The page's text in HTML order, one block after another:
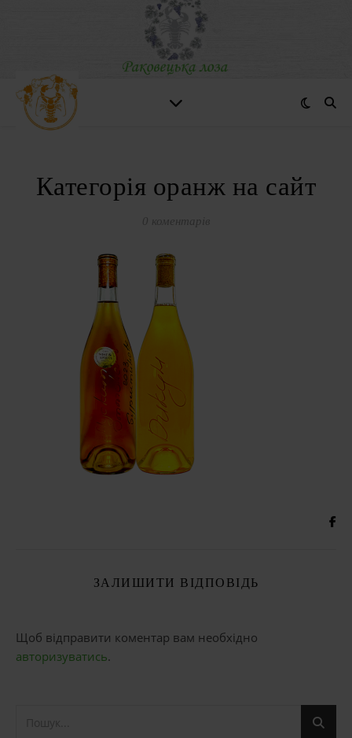
Категорія оранж на сайт
0 коментарів
ЗАЛИШИТИ ВІДПОВІДЬ
Щоб відправити коментар вам необхідно
авторизуватись.